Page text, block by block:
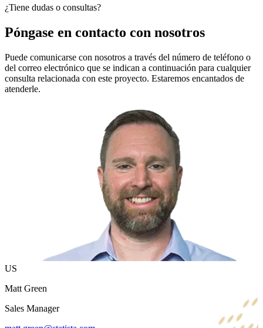
¿Tiene dudas o consultas?
Póngase en contacto con nosotros
Puede comunicarse con nosotros a través del número de teléfono o
del correo electrónico que se indican a continuación para cualquier
consulta relacionada con este proyecto. Estaremos encantados de
atenderle.
US
Matt Green
Sales Manager